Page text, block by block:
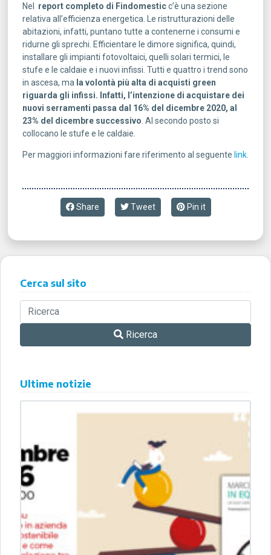
Nel report completo di Findomesticc’è una sezione
relativa all’efficienza energetica. Le ristrutturazioni delle
abitazioni, infatti, puntano tutte a contenerne i consumi e
ridurne gli sprechi. Efficientare le dimore significa, quindi,
installare gli impianti fotovoltaici, quelli solari termici, le
stufe e le caldaie e i nuovi infissi. Tutti e quattro i trend sono
in ascesa, ma la volontà più alta di acquisti green
riguarda gli infissi. Infatti, l’intenzione di acquistare dei
nuovi serramenti passa dal 16% del dicembre 2020, al
23% del dicembre successivo . Al secondo posto si
collocano le stufe e le caldaie.
Per maggiori informazioni fare riferimento al seguente link.
Share Tweet Pin it
Cerca sul sito
Ricerca
Ultime notizie